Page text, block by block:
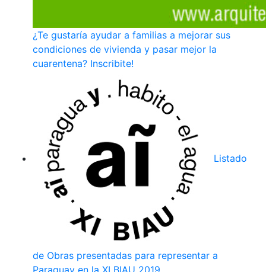
¿Te gustaría ayudar a familias a mejorar sus
condiciones de vivienda y pasar mejor la
cuarentena? Inscribite!
Listado
de Obras presentadas para representar a
Paraguay en la XI BIAU 2019